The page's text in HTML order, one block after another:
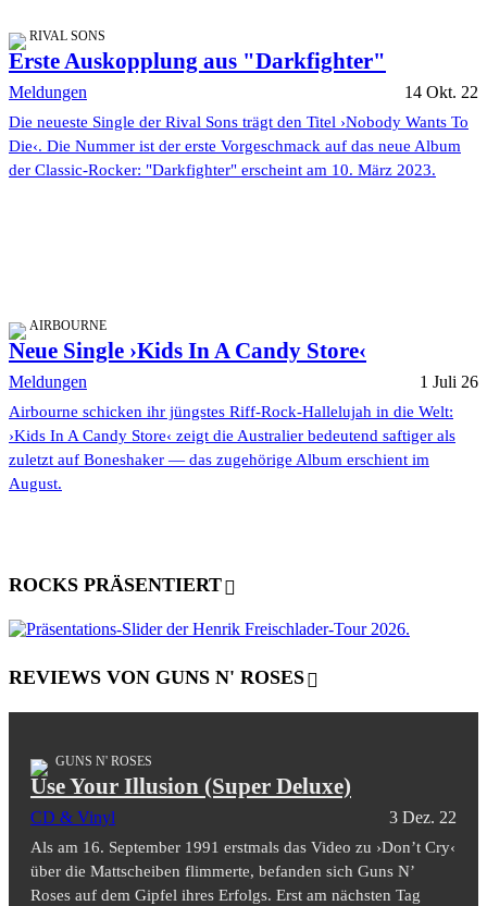
RIVAL SONS
Erste Auskopplung aus "Darkfighter"
Meldungen 14 Okt. 22
Die neueste Single der Rival Sons trägt den Titel ›Nobody Wants To
Die‹. Die Nummer ist der erste Vorgeschmack auf das neue Album
der Classic-Rocker: "Darkfighter" erscheint am 10. März 2023.
AIRBOURNE
Neue Single ›Kids In A Candy Store‹
Meldungen 1 Juli 26
Airbourne schicken ihr jüngstes Riff-Rock-Hallelujah in die Welt:
›Kids In A Candy Store‹ zeigt die Australier bedeutend saftiger als
zuletzt auf Boneshaker — das zugehörige Album erschient im
August.
ROCKS PRÄSENTIERT
REVIEWS VON GUNS N' ROSES
GUNS N' ROSES
Use Your Illusion (Super Deluxe)
CD & Vinyl 3 Dez. 22
Als am 16. September 1991 erstmals das Video zu ›Don’t Cry‹
über die Mattscheiben flimmerte, befanden sich Guns N’
Roses auf dem Gipfel ihres Erfolgs. Erst am nächsten Tag